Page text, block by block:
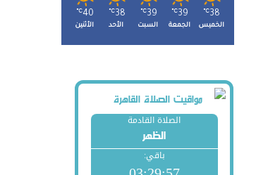
38
℃
الخميس
39
℃
الجمعة
39
℃
السبت
38
℃
الأحد
40
℃
الأثنين